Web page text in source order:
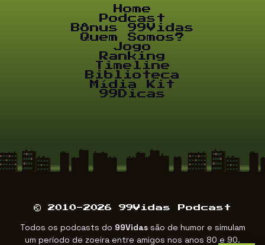
Home
Podcast
Bônus 99Vidas
Quem Somos?
Jogo
Ranking
Timeline
Biblioteca
Mídia Kit
99Dicas
© 2010-2026 99Vidas Podcast
Todos os podcasts do 99Vidassão de humor e simulam
um período de zoeira entre amigos nos anos 80 e 90.